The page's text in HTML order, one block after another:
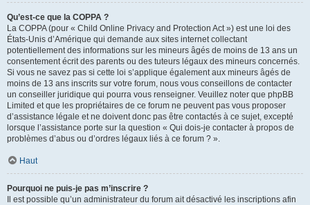
Qu’est-ce que la COPPA ?
La COPPA (pour « Child Online Privacy and Protection Act ») est une loi des
États-Unis d’Amérique qui demande aux sites internet collectant
potentiellement des informations sur les mineurs âgés de moins de 13 ans un
consentement écrit des parents ou des tuteurs légaux des mineurs concernés.
Si vous ne savez pas si cette loi s’applique également aux mineurs âgés de
moins de 13 ans inscrits sur votre forum, nous vous conseillons de contacter
un conseiller juridique qui pourra vous renseigner. Veuillez noter que phpBB
Limited et que les propriétaires de ce forum ne peuvent pas vous proposer
d’assistance légale et ne doivent donc pas être contactés à ce sujet, excepté
lorsque l’assistance porte sur la question « Qui dois-je contacter à propos de
problèmes d’abus ou d’ordres légaux liés à ce forum ? ».
Haut
Pourquoi ne puis-je pas m’inscrire ?
Il est possible qu’un administrateur du forum ait désactivé les inscriptions afin